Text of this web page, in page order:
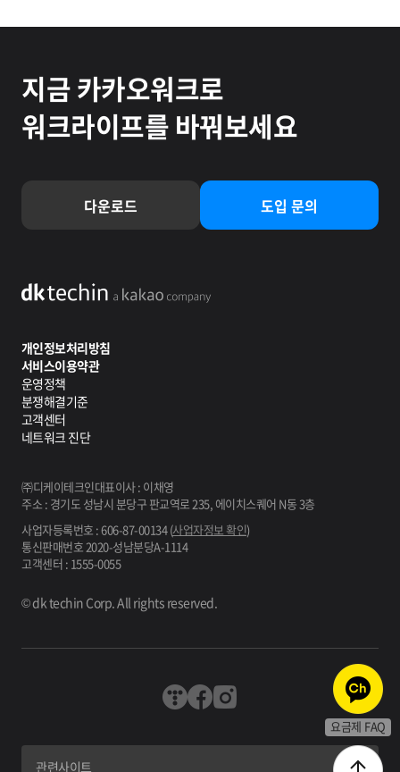
요금제 FAQ
지금 카카오워크로
워크라이프를 바꿔보세요
다운로드 도입 문의
개인정보처리방침
서비스이용약관
운영정책
분쟁해결기준
고객센터
네트워크 진단
㈜디케이테크인대표이사 : 이채영
주소 : 경기도 성남시 분당구 판교역로 235, 에이치스퀘어 N동 3층
사업자등록번호 : 606-87-00134 (사업자정보 확인)
통신판매번호 2020-성남분당A-1114
고객센터 : 1555-0055
© dk techin Corp. All rights reserved.
관련사이트